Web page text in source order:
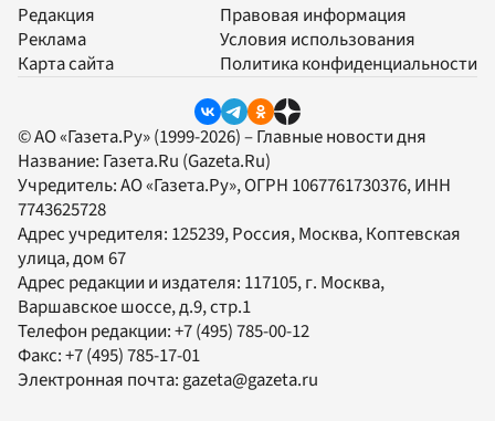
Редакция
Реклама
Карта сайта
Правовая информация
Условия использования
Политика конфиденциальности
© АО «Газета.Ру» (1999-2026) – Главные новости дня
Название: Газета.Ru (Gazeta.Ru)
Учредитель:АО «Газета.Ру», ОГРН 1067761730376, ИНН
7743625728
Адрес учредителя: 125239, Россия, Москва, Коптевская
улица, дом 67
Адрес редакции и издателя: 117105, г. Москва,
Варшавское шоссе, д.9, стр.1
Телефон редакции:+7 (495) 785-00-12
Факс:+7 (495) 785-17-01
Электронная почта: gazeta@gazeta.ru